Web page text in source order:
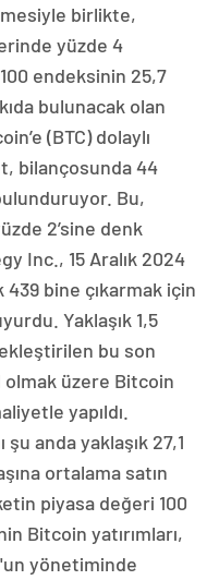
birlikte,
yüzde 4
endeksinin 25,7
bulunacak olan
(BTC) dolaylı
bilançosunda 44
Bu,
2’sine denk
Inc., 15 Aralık 2024
439 bine çıkarmak için
Yaklaşık 1,5
bu son
üzere Bitcoin
yapıldı.
anda yaklaşık 27,1
ortalama satın
piyasa değeri 100
Bitcoin yatırımları,
yönetiminde